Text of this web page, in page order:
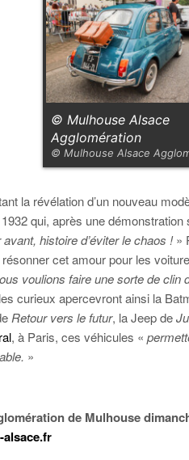
© Mulhouse Alsace
Agglomération
© Mulhouse Alsace
la révélation d’un nouveau
qui, après une
histoire d’éviter le chaos !»
cet amour pour les
voulions faire une sorte de clin
curieux apercevront ainsi la
Retour vers le futur, la Jeep de
, à Paris, ces véhicules «
»
de Mulhouse